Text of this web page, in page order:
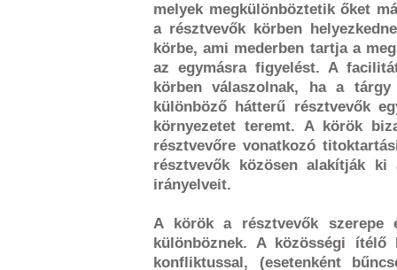
melyek megkülönböztetik őket
a résztvevők körben
körbe, ami mederben tartja a
az egymásra figyelést. A
körben válaszolnak, ha a
különböző hátterű résztvevők
környezetet teremt. A körök
résztvevőre vonatkozó
résztvevők közösen alakítják ki
irányelveit.
A körök a résztvevők szerepe
különböznek. A közösségi
konfliktussal, (esetenként